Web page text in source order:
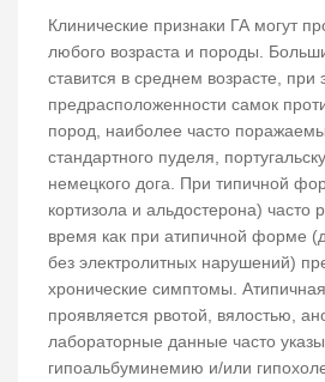
Клинические признаки ГА могут
любого возраста и породы.
ставится в среднем возрасте,
предрасположенности самок
пород, наиболее часто
стандартного пуделя,
немецкого дога. При типичной
кортизола и альдостерона) часто
время как при атипичной форме
без электролитных нарушений)
хронические симптомы.
проявляется рвотой, вялостью,
лабораторные данные часто
гипоальбуминемию и/или